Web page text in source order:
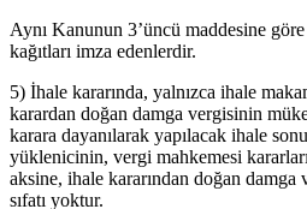
Aynı Kanunun 3’üncü maddesine
kağıtları imza edenlerdir.
5) İhale kararında, yalnızca ihale
karardan doğan damga vergisinin
karara dayanılarak yapılacak ihale
yüklenicinin, vergi mahkemesi
aksine, ihale kararından doğan
sıfatı yoktur.